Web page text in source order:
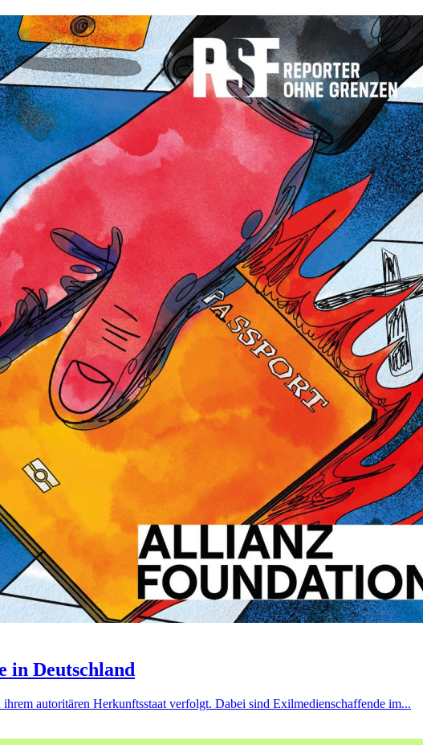
in Deutschland
autoritären Herkunftsstaat verfolgt. Dabei sind Exilmedienschaffende im...